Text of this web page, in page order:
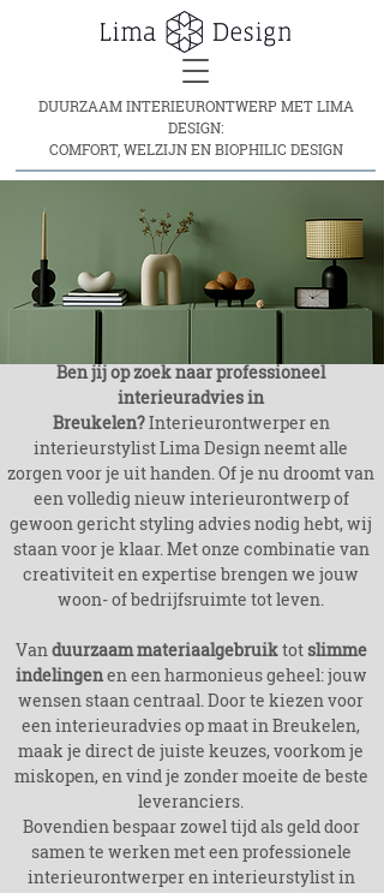
DUURZAAM INTERIEURONTWERP MET LIMA
DESIGN:
COMFORT, WELZIJN EN BIOPHILIC DESIGN
Ben jij op zoek naar professioneel
interieuradvies in
Breukelen?Interieurontwerper en
interieurstylist Lima Design neemt alle
zorgen voor je uit handen. Of je nu droomt van
een volledig nieuw interieurontwerp of
gewoon gericht styling advies nodig hebt, wij
staan voor je klaar. Met onze combinatie van
creativiteit en expertise brengen we jouw
woon- of bedrijfsruimte tot leven.
Vanduurzaam materiaalgebruiktot slimme
indelingenen een harmonieus geheel: jouw
wensen staan centraal. Door te kiezen voor
een interieuradvies op maat in Breukelen,
maak je direct de juiste keuzes, voorkom je
miskopen, en vind je zonder moeite de beste
leveranciers.
Bovendien bespaar zowel tijd als geld door
samen te werken met een professionele
interieurontwerper en interieurstylist in